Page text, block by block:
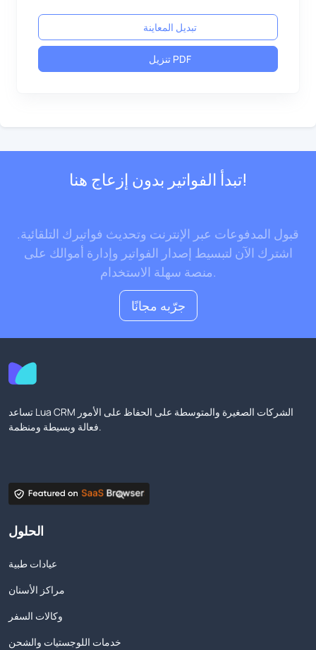
تبديل المعاينة
تنزيل PDF
تبدأ الفواتير بدون إزعاج هنا!
قبول المدفوعات عبر الإنترنت وتحديث فواتيرك التلقائية.
اشترك الآن لتبسيط إصدار الفواتير وإدارة أموالك على
منصة سهلة الاستخدام.
جرّبه مجانًا
تساعد Lua CRM الشركات الصغيرة والمتوسطة على الحفاظ على الأمور
فعالة وبسيطة ومنظمة.
الحلول
عيادات طبية
مراكز الأسنان
وكالات السفر
خدمات اللوجستيات والشحن